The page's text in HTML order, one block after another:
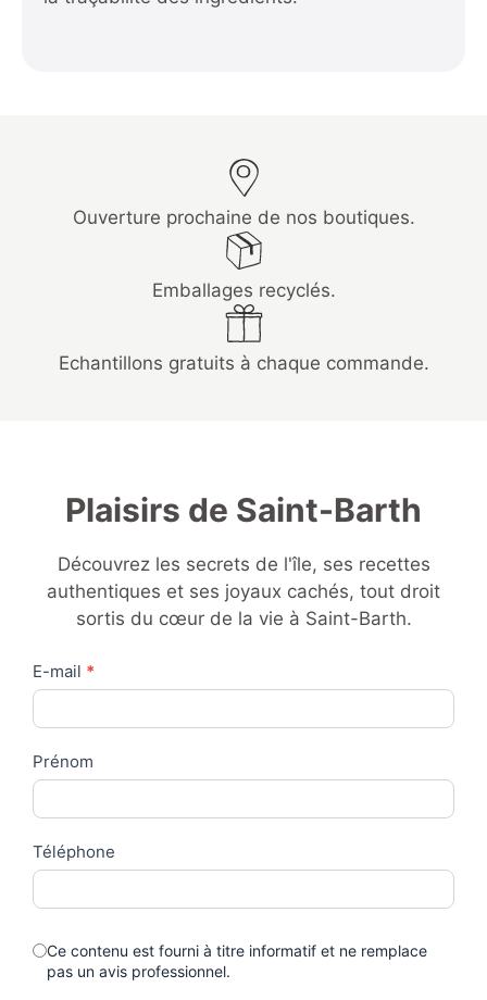
Ouverture prochaine de nos boutiques.
Emballages recyclés.
Echantillons gratuits à chaque commande.
Plaisirs de Saint-Barth
Découvrez les secrets de l'île, ses recettes
authentiques et ses joyaux cachés, tout droit
sortis du cœur de la vie à Saint-Barth.
Contact
Us
E-mail *
Prénom
Téléphone
Ce contenu est fourni à titre informatif et ne remplace
pas un avis professionnel.